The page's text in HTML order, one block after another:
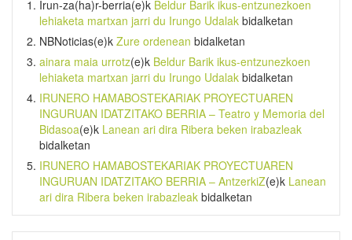
Irun-za(ha)r-berria(e)k Beldur Barik ikus-entzunezkoen
lehiaketa martxan jarri du Irungo Udalak bidalketan
NBNoticias(e)k Zure ordenean bidalketan
ainara maia urrotz(e)k Beldur Barik ikus-entzunezkoen
lehiaketa martxan jarri du Irungo Udalak bidalketan
IRUNERO HAMABOSTEKARIAK PROYECTUAREN
INGURUAN IDATZITAKO BERRIA – Teatro y Memoria del
Bidasoa(e)k Lanean ari dira Ribera beken irabazleak
bidalketan
IRUNERO HAMABOSTEKARIAK PROYECTUAREN
INGURUAN IDATZITAKO BERRIA – AntzerkiZ(e)k Lanean
ari dira Ribera beken irabazleak bidalketan